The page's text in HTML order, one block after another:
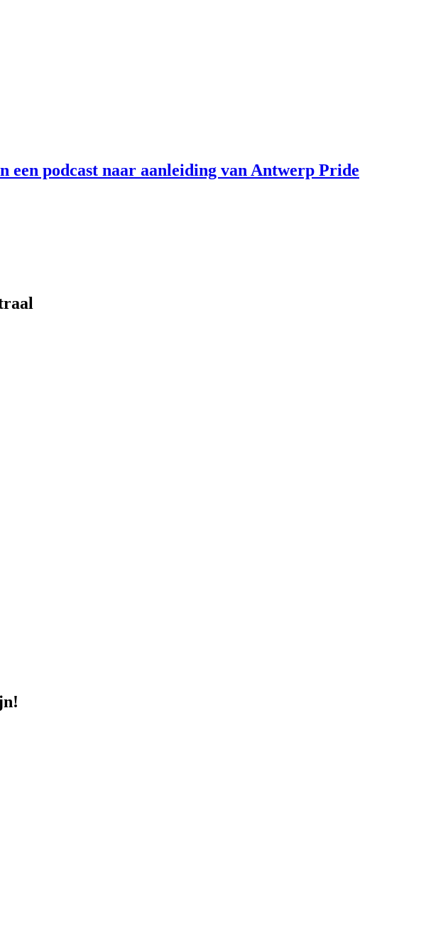
een podcast naar aanleiding van Antwerp Pride